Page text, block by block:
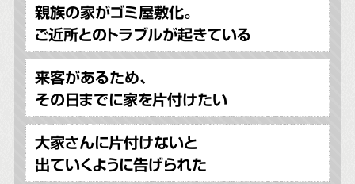
親族の家がゴミ屋敷化。
ご近所とのトラブルが起きている
来客があるため、
その日までに家を片付けたい
大家さんに片付けないと
出ていくように告げられた